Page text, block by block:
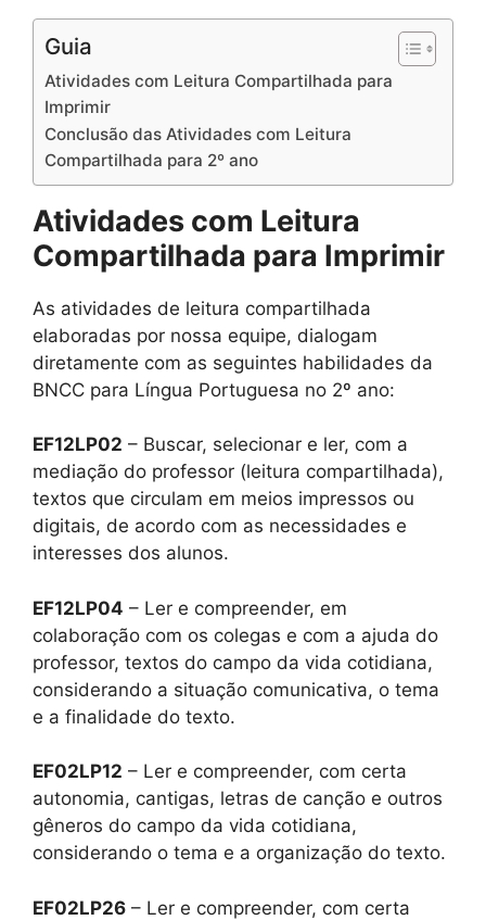
Guia
Atividades com Leitura Compartilhada para
Imprimir
Conclusão das Atividades com Leitura
Compartilhada para 2º ano
Atividades com Leitura
Compartilhada para Imprimir
As atividades de leitura compartilhada
elaboradas por nossa equipe, dialogam
diretamente com as seguintes habilidades da
BNCC para Língua Portuguesa no 2º ano:
EF12LP02 – Buscar, selecionar e ler, com a
mediação do professor (leitura compartilhada),
textos que circulam em meios impressos ou
digitais, de acordo com as necessidades e
interesses dos alunos.
EF12LP04 – Ler e compreender, em
colaboração com os colegas e com a ajuda do
professor, textos do campo da vida cotidiana,
considerando a situação comunicativa, o tema
e a finalidade do texto.
EF02LP12 – Ler e compreender, com certa
autonomia, cantigas, letras de canção e outros
gêneros do campo da vida cotidiana,
considerando o tema e a organização do texto.
EF02LP26 – Ler e compreender, com certa